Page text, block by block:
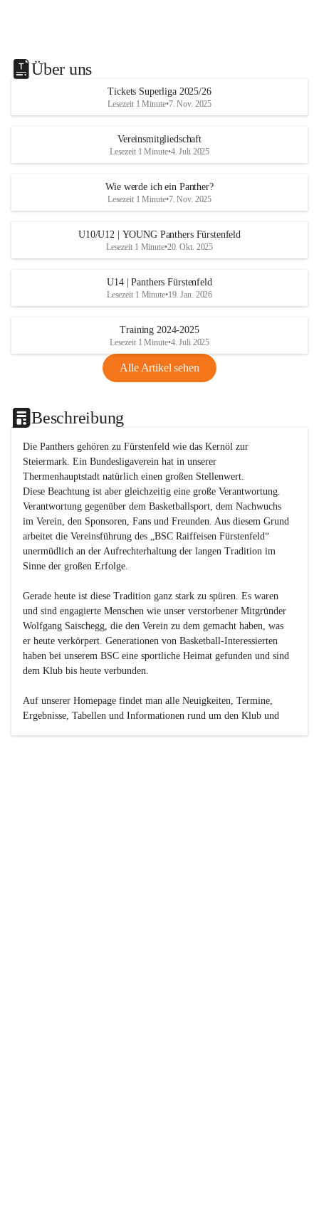
Über uns
Tickets Superliga 2025/26
Lesezeit 1 Minute•7. Nov. 2025
Vereinsmitgliedschaft
Lesezeit 1 Minute•4. Juli 2025
Wie werde ich ein Panther?
Lesezeit 1 Minute•7. Nov. 2025
U10/U12 | YOUNG Panthers Fürstenfeld
Lesezeit 1 Minute•20. Okt. 2025
U14 | Panthers Fürstenfeld
Lesezeit 1 Minute•19. Jan. 2026
Training 2024-2025
Lesezeit 1 Minute•4. Juli 2025
Alle Artikel sehen
Beschreibung
Die Panthers gehören zu Fürstenfeld wie das Kernöl zur
Steiermark. Ein Bundesligaverein hat in unserer
Thermenhauptstadt natürlich einen großen Stellenwert.
Diese Beachtung ist aber gleichzeitig eine große Verantwortung.
Verantwortung gegenüber dem Basketballsport, dem Nachwuchs
im Verein, den Sponsoren, Fans und Freunden. Aus diesem Grund
arbeitet die Vereinsführung des „BSC Raiffeisen Fürstenfeld“
unermüdlich an der Aufrechterhaltung der langen Tradition im
Sinne der großen Erfolge.
Gerade heute ist diese Tradition ganz stark zu spüren. Es waren
und sind engagierte Menschen wie unser verstorbener Mitgründer
Wolfgang Saischegg, die den Verein zu dem gemacht haben, was
er heute verkörpert. Generationen von Basketball-Interessierten
haben bei unserem BSC eine sportliche Heimat gefunden und sind
dem Klub bis heute verbunden.
Auf unserer Homepage findet man alle Neuigkeiten, Termine,
Ergebnisse, Tabellen und Informationen rund um den Klub und